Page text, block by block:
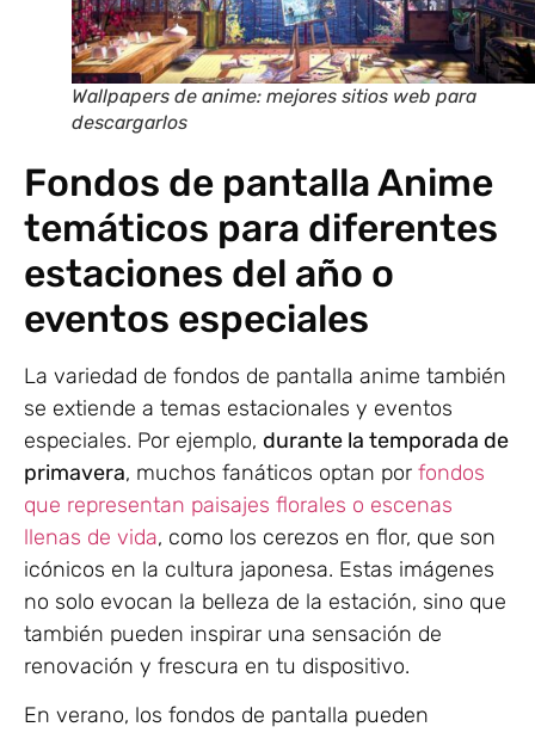
Wallpapers de anime: mejores sitios web para
descargarlos
Fondos de pantalla Anime
temáticos para diferentes
estaciones del año o
eventos especiales
La variedad de fondos de pantalla anime también
se extiende a temas estacionales y eventos
especiales. Por ejemplo, durante la temporada de
primavera, muchos fanáticos optan por fondos
que representan paisajes florales o escenas
llenas de vida, como los cerezos en flor, que son
icónicos en la cultura japonesa. Estas imágenes
no solo evocan la belleza de la estación, sino que
también pueden inspirar una sensación de
renovación y frescura en tu dispositivo.
En verano, los fondos de pantalla pueden